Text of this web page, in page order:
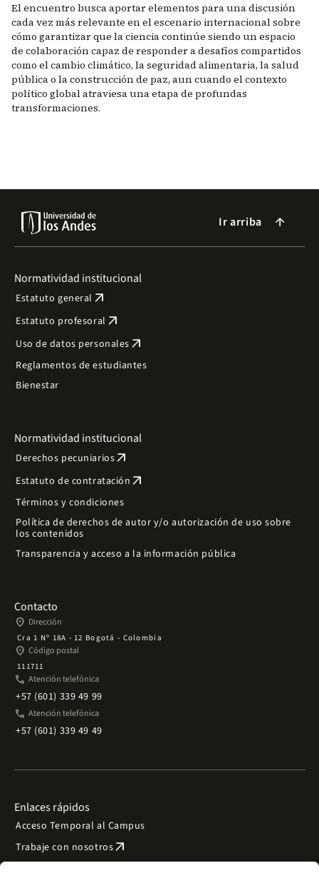
El encuentro busca aportar elementos para una discusión
cada vez más relevante en el escenario internacional sobre
cómo garantizar que la ciencia continúe siendo un espacio
de colaboración capaz de responder a desafíos compartidos
como el cambio climático, la seguridad alimentaria, la salud
pública o la construcción de paz, aun cuando el contexto
político global atraviesa una etapa de profundas
transformaciones.
Ir arriba arrow_forward
Normatividad institucional
Estatuto general arrow_outward
Estatuto profesoral arrow_outward
Uso de datos personales arrow_outward
Reglamentos de estudiantes
Bienestar
Normatividad institucional
Derechos pecuniariosarrow_outward
Estatuto de contratación arrow_outward
Términos y condiciones
Política de derechos de autor y/o autorización de uso sobre
los contenidos
Transparencia y acceso a la información pública
Contacto
place Dirección
Cra 1 Nº 18A - 12 Bogotá - Colombia
place Código postal
111711
phone Atención telefónica
+57 (601) 339 49 99
phone Atención telefónica
+57 (601) 339 49 49
Enlaces rápidos
Acceso Temporal al Campus
Trabaje con nosotrosarrow_outward